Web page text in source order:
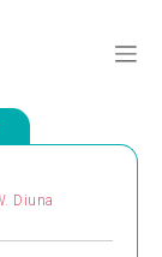
Diuna